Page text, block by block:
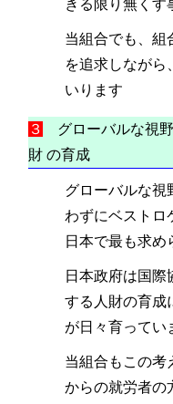
きる限り無くす
当組合でも、組
を追求しながら
いります
３
グローバルな視
財 の育成
グローバルな視
わずにベストロ
日本で最も求め
日本政府は国際
する人財の育成
が日々育ってい
当組合もこの考
からの就労者の